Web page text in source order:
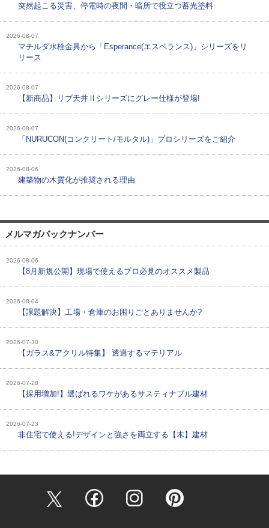
突然起こる災害、停電時の夜間・暗所で役立つ蓄光塗料
2026-08-07
マチルダ水栓金具から「Esperance(エスペランス)」シリーズをリ
リース
2026-08-07
【新商品】リブ天井Ⅱシリーズにグレー仕様が登場!
2026-08-07
「NURUCON(コンクリート/モルタル)」プロシリーズをご紹介
2026-08-06
建築物の木質化が推奨される理由
メルマガバックナンバー
2026-08-06
【8月新規公開】現場で使えるプロ必見のオススメ製品
2026-08-04
【課題解決】工場・倉庫のお困りごとありませんか?
2026-07-30
【ガラス&アクリル特集】 透過するマテリアル
2026-07-28
【採用増加!】選ばれるワケがあるサスティナブル建材
2026-07-23
非住宅で使える!デザインと強さを両立する【木】建材